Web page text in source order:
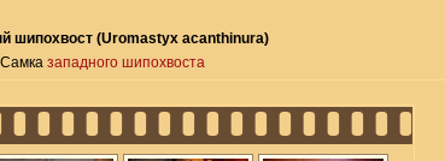
шипохвост (Uromastyx acanthinura)
Самка западного шипохвоста